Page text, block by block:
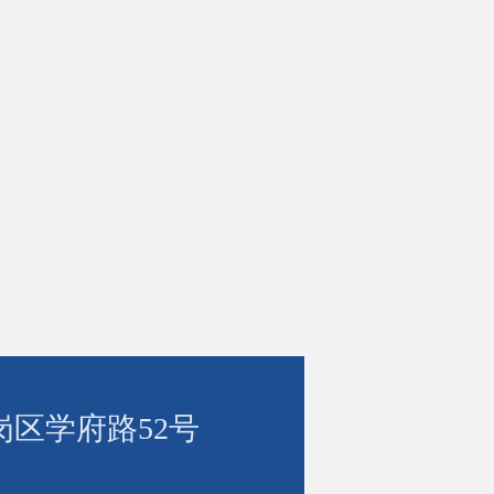
区学府路52号